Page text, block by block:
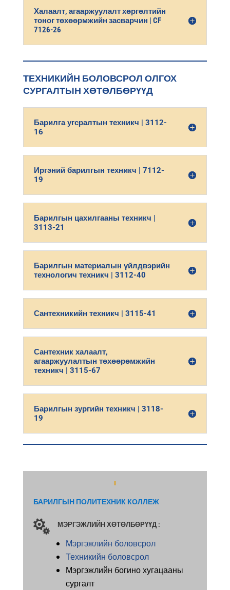
Халаалт, агааржуулалт хөргөлтийн
тоног төхөөрмжийн засварчин | CF
7126-26
ТЕХНИКИЙН БОЛОВСРОЛ ОЛГОХ
СУРГАЛТЫН ХӨТӨЛБӨРҮҮД
Барилга угсралтын техникч | 3112-
16
Иргэний барилгын техникч | 7112-
19
Барилгын цахилгааны техникч |
3113-21
Барилгын материалын үйлдвэрийн
технологич техникч | 3112-40
Сантехникийн техникч | 3115-41
Сантехник халаалт,
агааржуулалтын төхөөрөмжийн
техникч | 3115-67
Барилгын зургийн техникч | 3118-
19
БАРИЛГЫН ПОЛИТЕХНИК КОЛЛЕЖ
 МЭРГЭЖЛИЙН ХӨТӨЛБӨРҮҮД :
Мэргэжлийн боловсрол
Техникийн боловсрол
Мэргэжлийн богино хугацааны
сургалт